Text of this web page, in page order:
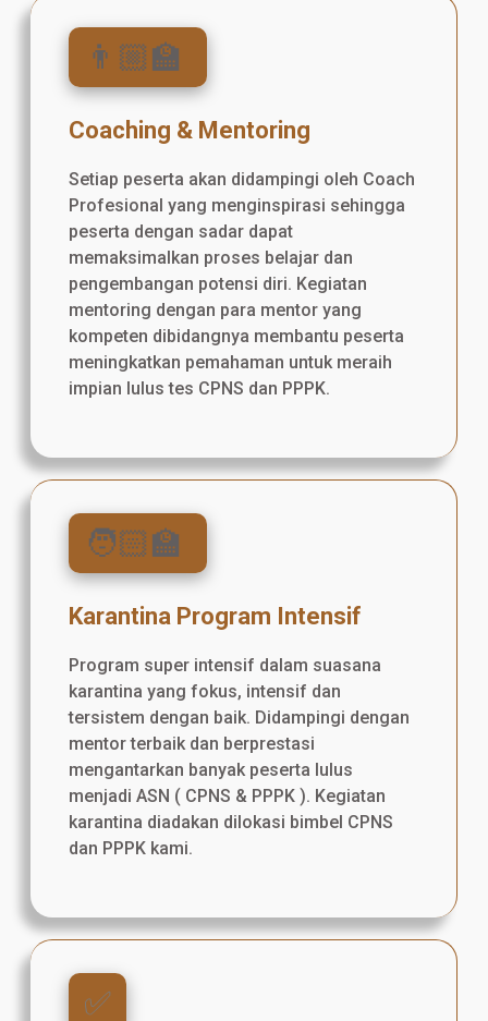
👨🏼‍🏫
Coaching & Mentoring
Setiap peserta akan didampingi oleh Coach
Profesional yang menginspirasi sehingga
peserta dengan sadar dapat
memaksimalkan proses belajar dan
pengembangan potensi diri. Kegiatan
mentoring dengan para mentor yang
kompeten dibidangnya membantu peserta
meningkatkan pemahaman untuk meraih
impian lulus tes CPNS dan PPPK.
🧑🏻‍🏫
Karantina Program Intensif
Program super intensif dalam suasana
karantina yang fokus, intensif dan
tersistem dengan baik. Didampingi dengan
mentor terbaik dan berprestasi
mengantarkan banyak peserta lulus
menjadi ASN ( CPNS & PPPK ). Kegiatan
karantina diadakan dilokasi bimbel CPNS
dan PPPK kami.
✅️